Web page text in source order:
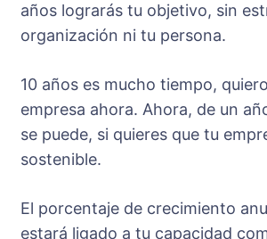
años lograrás tu objetivo, sin
organización ni tu persona.
10 años es mucho tiempo,
empresa ahora. Ahora, de un
se puede, si quieres que tu
sostenible.
El porcentaje de crecimiento
estará ligado a tu capacidad